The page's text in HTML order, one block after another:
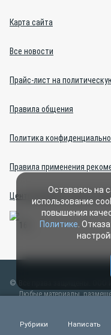
Карта сайта
Все новости
Прайс-лист на
Правила общения
Политика
Правила применения
Центр интернет-проектов
Любые материалы,
ссылки на источник и
Рубрики Написать
Оставаясь на
использование
повышения
Политике .